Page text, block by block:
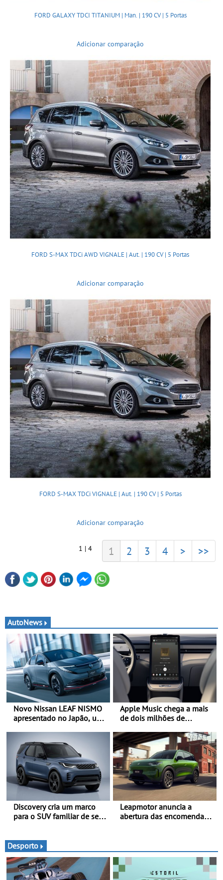
FORD GALAXY TDCI TITANIUM | Man. | 190 CV | 5 Portas
Adicionar comparação
FORD S-MAX TDCi AWD VIGNALE | Aut. | 190 CV | 5 Portas
Adicionar comparação
FORD S-MAX TDCi VIGNALE | Aut. | 190 CV | 5 Portas
Adicionar comparação
1 | 4 1 2 3 4 > >>
AutoNews
Novo Nissan LEAF NISMO
apresentado no Japão, uma
desportiva do SUV 100%
elétrico - Versão de maior
desempenho da terceira
geração do modelo elétrico
da marca
Apple Music chega a mais
de dois milhões de
Discovery cria um marco
para o SUV familiar de sete
disponibilizar três versões
distintas
Leapmotor anuncia a
abertura das encomendas
Desporto